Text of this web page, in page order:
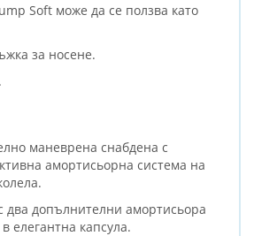
Soft може да се ползва като
за носене.
маневрена снабдена с
амортисьорна система на
два допълнителни амортисьора
елегантна капсула.